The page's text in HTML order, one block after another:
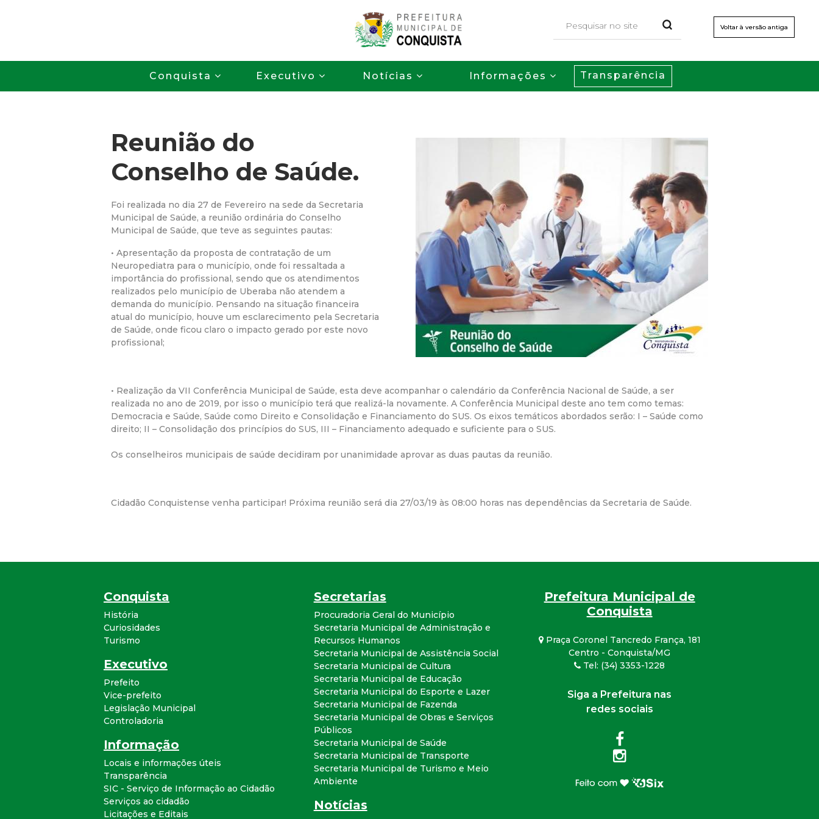
para
o
conteúdo
principal
Voltar à versão antiga
P
r
e
i
t
u
r
a
u
n
i
i
a
l
d
e
C
o
n
q
u
Conquista Executivo Notícias Informações Transparência
Reunião do
Conselho de Saúde.
Foi realizada no dia 27 de Fevereiro na sede da Secretaria
Municipal de Saúde, a reunião ordinária do Conselho
Municipal de Saúde, que teve as seguintes pautas:
• Apresentação da proposta de contratação de um
Neuropediatra para o município, onde foi ressaltada a
importância do profissional, sendo que os atendimentos
realizados pelo município de Uberaba não atendem a
demanda do município. Pensando na situação financeira
atual do município, houve um esclarecimento pela Secretaria
de Saúde, onde ficou claro o impacto gerado por este novo
profissional;
• Realização da VII Conferência Municipal de Saúde, esta deve acompanhar o calendário da Conferência Nacional de Saúde, a ser
realizada no ano de 2019, por isso o município terá que realizá-la novamente. A Conferência Municipal deste ano tem como temas:
Democracia e Saúde, Saúde como Direito e Consolidação e Financiamento do SUS. Os eixos temáticos abordados serão: I – Saúde como
direito; II – Consolidação dos princípios do SUS, III – Financiamento adequado e suficiente para o SUS.
Os conselheiros municipais de saúde decidiram por unanimidade aprovar as duas pautas da reunião.
Cidadão Conquistense venha participar! Próxima reunião será dia 27/03/19 às 08:00 horas nas dependências da Secretaria de Saúde.
Conquista
História
Curiosidades
Turismo
Executivo
Prefeito
Vice-prefeito
Legislação Municipal
Controladoria
Informação
Locais e informações úteis
Transparência
SIC - Serviço de Informação ao Cidadão
Serviços ao cidadão
Licitações e Editais
Secretarias
Procuradoria Geral do Município
Secretaria Municipal de Administração e
Recursos Humanos
Secretaria Municipal de Assistência Social
Secretaria Municipal de Cultura
Secretaria Municipal de Educação
Secretaria Municipal do Esporte e Lazer
Secretaria Municipal de Fazenda
Secretaria Municipal de Obras e Serviços
Públicos
Secretaria Municipal de Saúde
Secretaria Municipal de Transporte
Secretaria Municipal de Turismo e Meio
Ambiente
Notícias
Prefeitura Municipal de
Conquista
Praça Coronel Tancredo França, 181
Centro - Conquista/MG
Tel: (34) 3353-1228
Siga a Prefeitura nas
redes sociais